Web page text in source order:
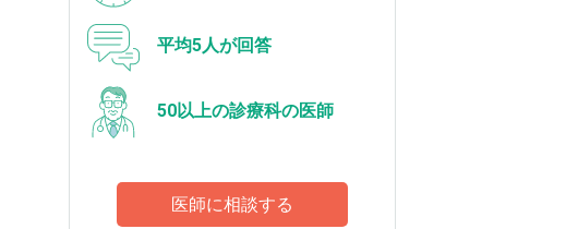
平均5人が回答
50以上の診療科の医師
医師に相談する